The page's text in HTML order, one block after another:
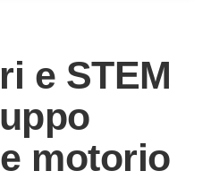
e STEM
motorio